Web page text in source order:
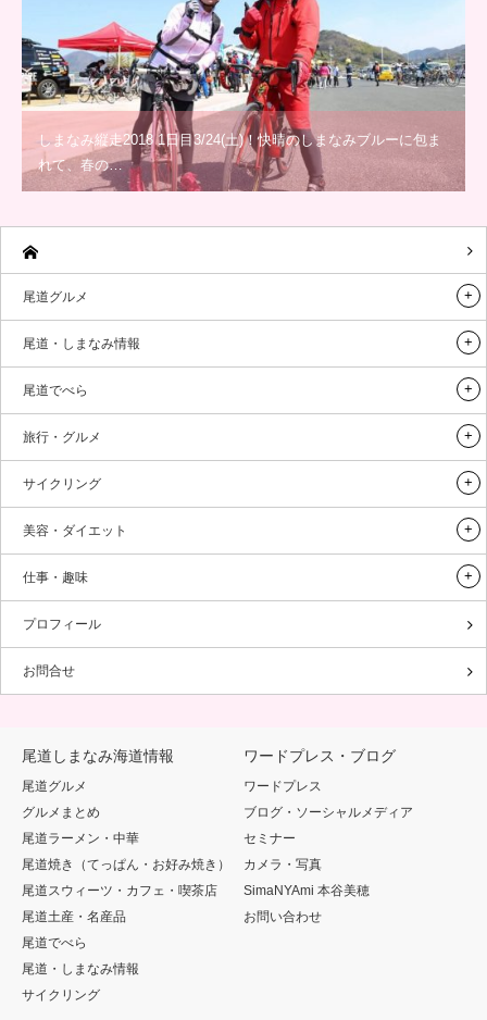
しまなみ縦走2018 1日目3/24(土)！快晴のしまなみブルーに包ま
れて、春の…
尾道グルメ
尾道・しまなみ情報
尾道でべら
旅行・グルメ
サイクリング
美容・ダイエット
仕事・趣味
プロフィール
お問合せ
尾道しまなみ海道情報
尾道グルメ
グルメまとめ
尾道ラーメン・中華
尾道焼き（てっぱん・お好み焼き）
尾道スウィーツ・カフェ・喫茶店
尾道土産・名産品
尾道でべら
尾道・しまなみ情報
サイクリング
ワードプレス・ブログ
ワードプレス
ブログ・ソーシャルメディア
セミナー
カメラ・写真
SimaNYAmi 本谷美穂
お問い合わせ